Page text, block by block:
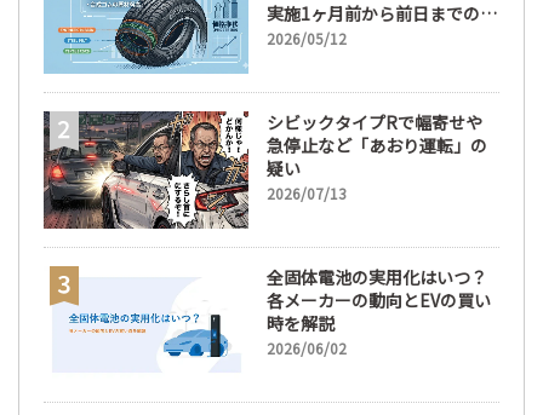
実施1ヶ月前から前日までの期
間が販売において極めて重要
2026/05/12
シビックタイプRで幅寄せや
急停止など「あおり運転」の
疑い
2026/07/13
全固体電池の実用化はいつ？
各メーカーの動向とEVの買い
時を解説
2026/06/02